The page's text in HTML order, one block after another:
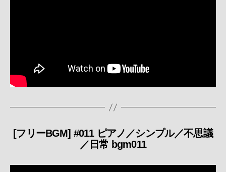
カ
テ
リ
[フリーBGM] #011 ピアノ／シンプル／不思議
／日常 bgm011